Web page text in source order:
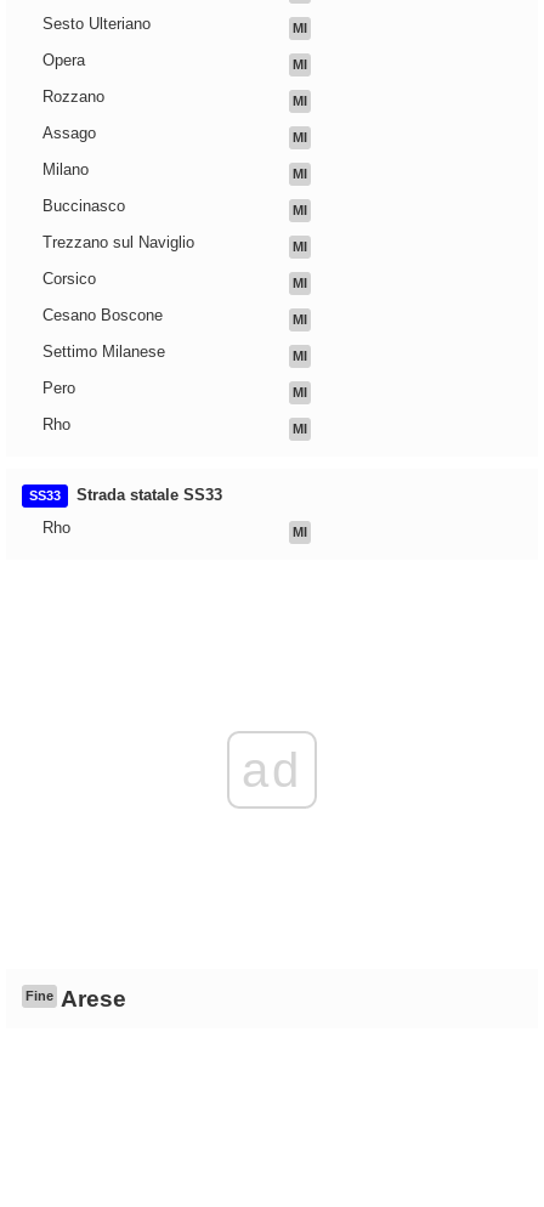
Sesto Ulteriano MI
Opera MI
Rozzano MI
Assago MI
Milano MI
Buccinasco MI
Trezzano sul Naviglio MI
Corsico MI
Cesano Boscone MI
Settimo Milanese MI
Pero MI
Rho MI
SS33
Strada statale SS33
Rho
MI
ad
Fine Arese